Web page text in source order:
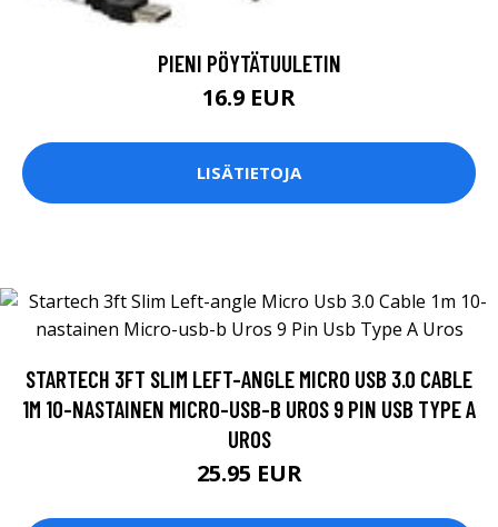
PIENI PÖYTÄTUULETIN
16.9 EUR
LISÄTIETOJA
STARTECH 3FT SLIM LEFT-ANGLE MICRO USB 3.0 CABLE
1M 10-NASTAINEN MICRO-USB-B UROS 9 PIN USB TYPE A
UROS
25.95 EUR